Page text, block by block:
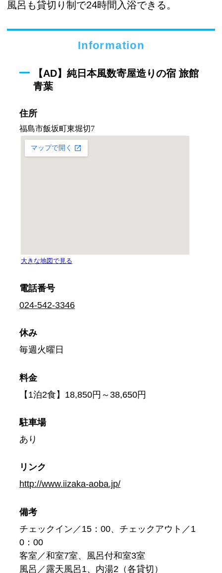
風呂も貸切り制で24時間入浴できる。
Information
【AD】純日本風数寄屋造りの宿 旅館
青葉
住所
電話番号
024-542-3346
休み
毎週火曜日
料金
【1泊2食】18,850円～38,650円
駐車場
あり
リンク
http://www.iizaka-aoba.jp/
備考
チェックイン／15：00、チェックアウト／1
0：00
客室／和室7室、風呂付和室3室
風呂／露天風呂1、内湯2（各貸切）